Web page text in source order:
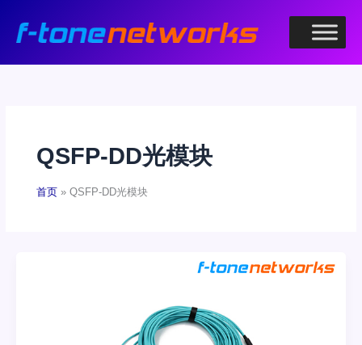
QSFP-DD光模块
首页 QSFP-DD光模块